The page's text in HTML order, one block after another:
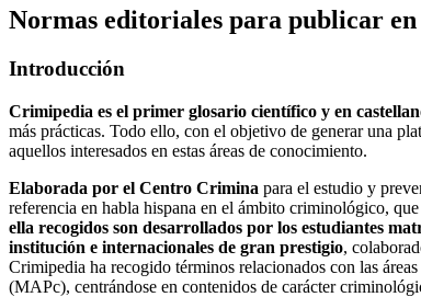
Normas editoriales para publicar
Introducción
Crimipedia es el primer glosario científico y en
más prácticas. Todo ello, con el objetivo de generar una
aquellos interesados en estas áreas de conocimiento.
Elaborada por el Centro Crimina para el estudio y
referencia en habla hispana en el ámbito criminológico,
ella recogidos son desarrollados por los estudiantes
institución e internacionales de gran prestigio,
Crimipedia ha recogido términos relacionados con las
(MAPc), centrándose en contenidos de carácter